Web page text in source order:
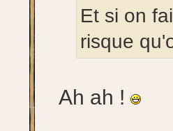
Et si on
risque
Ah ah !